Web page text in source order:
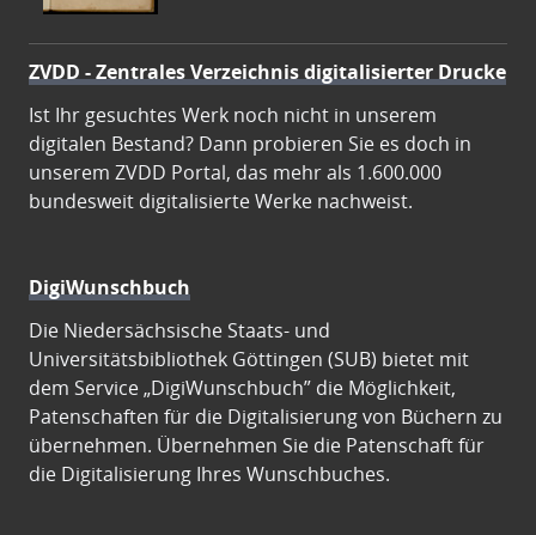
ZVDD - Zentrales Verzeichnis digitalisierter Drucke
Ist Ihr gesuchtes Werk noch nicht in unserem
digitalen Bestand? Dann probieren Sie es doch in
unserem ZVDD Portal, das mehr als 1.600.000
bundesweit digitalisierte Werke nachweist.
DigiWunschbuch
Die Niedersächsische Staats- und
Universitätsbibliothek Göttingen (SUB) bietet mit
dem Service „DigiWunschbuch” die Möglichkeit,
Patenschaften für die Digitalisierung von Büchern zu
übernehmen. Übernehmen Sie die Patenschaft für
die Digitalisierung Ihres Wunschbuches.